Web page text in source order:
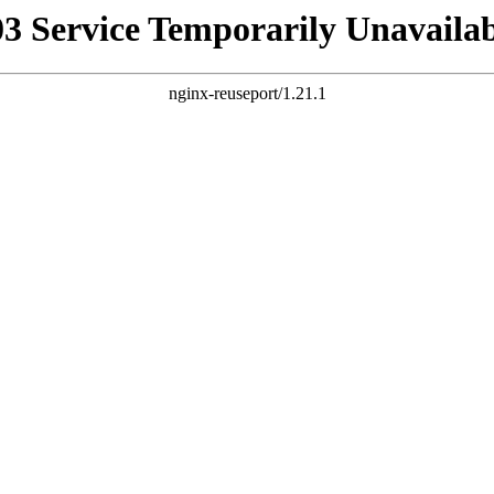
Service Temporarily
nginx-reuseport/1.21.1